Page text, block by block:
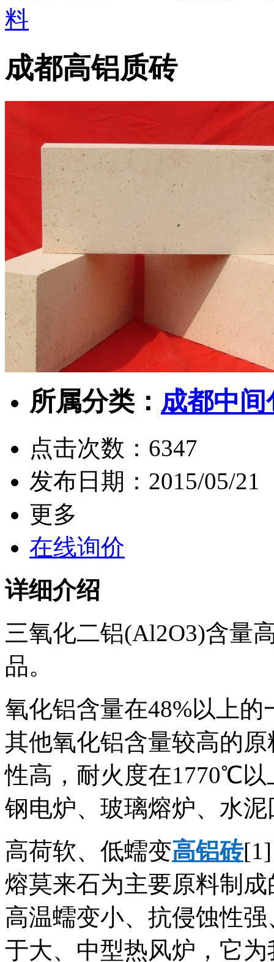
料
成都高铝质砖
所属分类： 成都中
点击次数： 6347
发布日期： 2015/05/21
更多
在线询价
详细介绍
三氧化二铝(Al2O3)含量
品。
氧化铝含量在48%以上
其他氧化铝含量较高的
性高，耐火度在1770℃
钢电炉、玻璃熔炉、水
高荷软、低蠕变高铝砖
熔莫来石为主要原料制
高温蠕变小、抗侵蚀性
于大、中型热风炉，它